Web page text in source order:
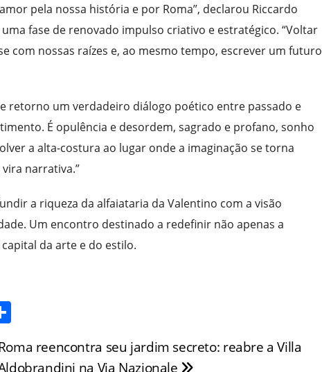
pela nossa história e por Roma”, declarou Riccardo
fase de renovado impulso criativo e estratégico. “Voltar
com nossas raízes e, ao mesmo tempo, escrever um futuro
retorno um verdadeiro diálogo poético entre passado e
É opulência e desordem, sagrado e profano, sonho
a alta-costura ao lugar onde a imaginação se torna
narrativa.”
a riqueza da alfaiataria da Valentino com a visão
Um encontro destinado a redefinir não apenas a
da arte e do estilo.
ar reencontra seu jardim secreto: reabre a Villa
na Via Nazionale